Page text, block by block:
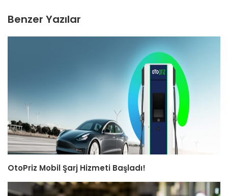
Benzer Yazılar
OtoPriz Mobil Şarj Hizmeti Başladı!